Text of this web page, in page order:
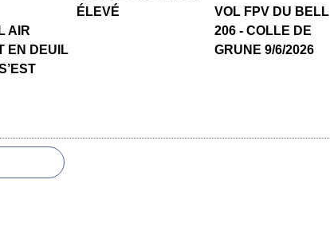
AIR
EN DEUIL
ÉLEVÉ
VOL FPV DU BELL
206 - COLLE DE
GRUNE 9/6/2026